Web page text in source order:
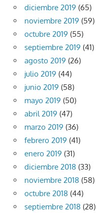
diciembre 2019 (65)
noviembre 2019 (59)
octubre 2019 (55)
septiembre 2019 (41)
agosto 2019 (26)
julio 2019 (44)
junio 2019 (58)
mayo 2019 (50)
abril 2019 (47)
marzo 2019 (36)
febrero 2019 (41)
enero 2019 (31)
diciembre 2018 (33)
noviembre 2018 (58)
octubre 2018 (44)
septiembre 2018 (28)